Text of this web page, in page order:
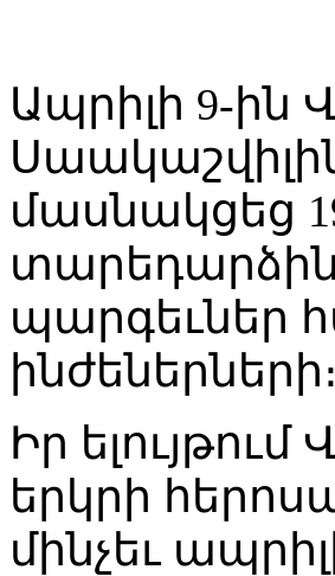
Ապրիլի 9-
մասնակցեց
տարեդարձին
պարգեւներ
ինժեներների։
Իր
երկրի
մինչեւ